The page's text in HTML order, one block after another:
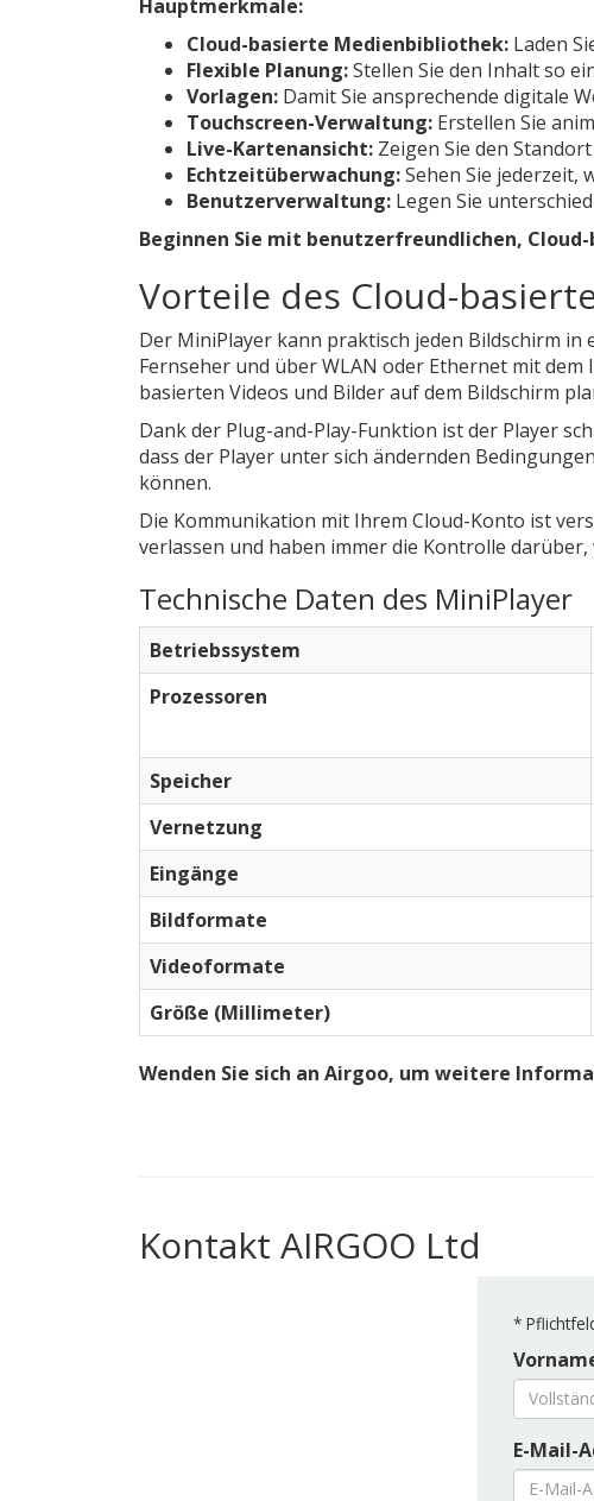
Hauptmerkmale:
Cloud-basierte Medienbibliothek: Laden
Flexible Planung:Stellen Sie den Inhalt so
Vorlagen: Damit Sie ansprechende digitale
Touchscreen-Verwaltung: Erstellen Sie
Live-Kartenansicht: Zeigen Sie den
Echtzeitüberwachung:Sehen Sie jederzeit,
Benutzerverwaltung: Legen Sie
Beginnen Sie mit benutzerfreundlichen,
Vorteile des Cloud-
Der MiniPlayer kann praktisch jeden Bildschirm
Fernseher und über WLAN oder Ethernet mit
basierten Videos und Bilder auf dem Bildschirm
Dank der Plug-and-Play-Funktion ist der Player
dass der Player unter sich ändernden
können.
Die Kommunikation mit Ihrem Cloud-Konto ist
verlassen und haben immer die Kontrolle
Technische Daten des MiniPlayer
Betriebssystem
Prozessoren
Speicher
Vernetzung
Eingänge
Bildformate
Videoformate
Größe (Millimeter)
Wenden Sie sich an Airgoo, um weitere
Kontakt AIRGOO Ltd
*
E-Mail-